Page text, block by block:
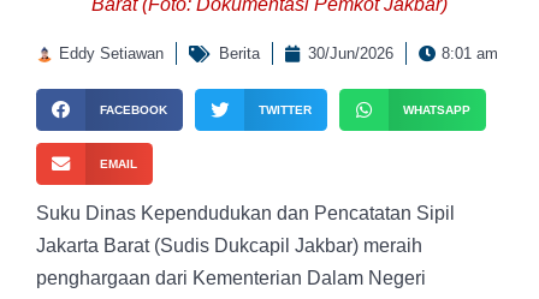
Barat (Foto: Dokumentasi Pemkot Jakbar)
Eddy Setiawan Berita 30/Jun/2026 8:01 am
FACEBOOK TWITTER WHATSAPP
EMAIL
Suku Dinas Kependudukan dan Pencatatan Sipil
Jakarta Barat (Sudis Dukcapil Jakbar) meraih
penghargaan dari Kementerian Dalam Negeri